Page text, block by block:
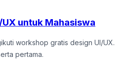
untuk Mahasiswa
workshop gratis design UI/UX.
pertama.